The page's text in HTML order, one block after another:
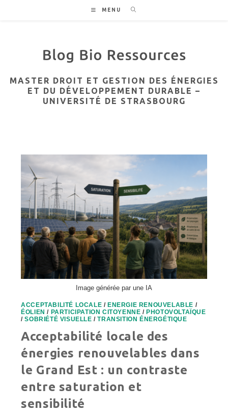
MENU
MASTER DROIT ET GESTION DES ÉNERGIES
ET DU DÉVELOPPEMENT DURABLE –
UNIVERSITÉ DE STRASBOURG
Image générée par une IA
ACCEPTABILITÉ LOCALE / ENERGIE RENOUVELABLE /
ÉOLIEN / PARTICIPATION CITOYENNE / PHOTOVOLTAÏQUE
/SOBRIÉTÉ VISUELLE /TRANSITION ÉNERGÉTIQUE
Acceptabilité locale des
énergies renouvelables dans
le Grand Est : un contraste
entre saturation et
sensibilité